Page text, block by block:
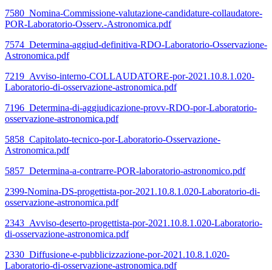
7580_Nomina-Commissione-valutazione-candidature-collaudatore-
POR-Laboratorio-Osserv.-Astronomica.pdf
7574_Determina-aggiud-definitiva-RDO-Laboratorio-Osservazione-
Astronomica.pdf
7219_Avviso-interno-COLLAUDATORE-por-2021.10.8.1.020-
Laboratorio-di-osservazione-astronomica.pdf
7196_Determina-di-aggiudicazione-provv-RDO-por-Laboratorio-
osservazione-astronomica.pdf
5858_Capitolato-tecnico-por-Laboratorio-Osservazione-
Astronomica.pdf
5857_Determina-a-contrarre-POR-laboratorio-astronomico.pdf
2399-Nomina-DS-progettista-por-2021.10.8.1.020-Laboratorio-di-
osservazione-astronomica.pdf
2343_Avviso-deserto-progettista-por-2021.10.8.1.020-Laboratorio-
di-osservazione-astronomica.pdf
2330_Diffusione-e-pubblicizzazione-por-2021.10.8.1.020-
Laboratorio-di-osservazione-astronomica.pdf